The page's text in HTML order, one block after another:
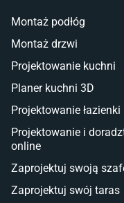
Taras i balkon
Sztuczna trawa miękka
Koce i pledy
Płytki na balkon
Lampy stojące LED
Płytki
Płytki Cersanit
Montaż podłóg
Montaż drzwi
Projektowanie kuchni
Planer kuchni 3D
Projektowanie łazienki
Projektowanie i
online
Zaprojektuj swoją
Zaprojektuj swój taras